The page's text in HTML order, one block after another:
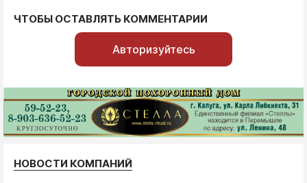
ЧТОБЫ ОСТАВЛЯТЬ КОММЕНТАРИИ
Авторизуйтесь
НОВОСТИ КОМПАНИЙ